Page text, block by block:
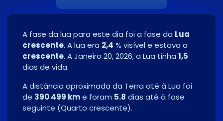
A fase da lua para este dia foi a fase da Lua
crescente. A lua era 2,4 % visível e estava a
crescente. AJaneiro 20, 2026, a Lua tinha 1,5
dias de vida.
A distância aproximada da Terra até à Lua foi
de 390 499 kme foram 5.8 dias até à fase
seguinte (Quarto crescente).